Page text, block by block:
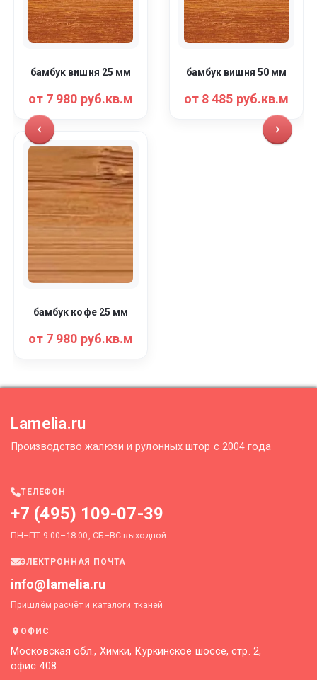
бамбук вишня 25 мм
от 7 980 руб.кв.м
бамбук вишня 50 мм
от 8 485 руб.кв.м
бамбук кофе 25 мм
от 7 980 руб.кв.м
Lamelia.ru
Производство жалюзи и рулонных штор с 2004 года
ТЕЛЕФОН
+7 (495) 109-07-39
ПН–ПТ 9:00–18:00, СБ–ВС выходной
ЭЛЕКТРОННАЯ ПОЧТА
info@lamelia.ru
Пришлём расчёт и каталоги тканей
ОФИС
Московская обл., Химки, Куркинское шоссе, стр. 2,
офис 408